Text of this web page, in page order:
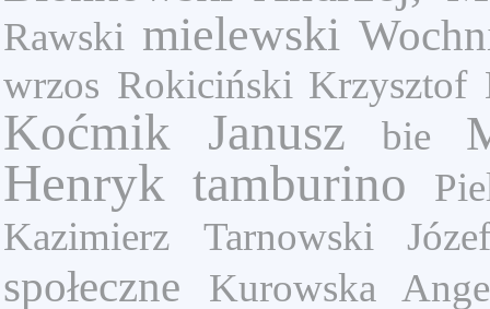
Rawski mielewski
wrzos Rokiciński Krzysztof
Koćmik Janusz bie
Henryk tamburino
Kazimierz
Tarnowski Józef
społeczne
Kurowska